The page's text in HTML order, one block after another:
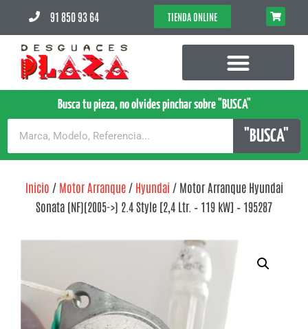
91 850 93 64 TIENDA ONLINE
Busca tu pieza, no olvides pinchar sobre "BUSCA"
"BUSCA"
Inicio / Motor Arranque/ Hyundai / Motor Arranque Hyundai
Sonata (NF)(2005->) 2.4 Style [2,4 Ltr. – 119 kW] – 195287